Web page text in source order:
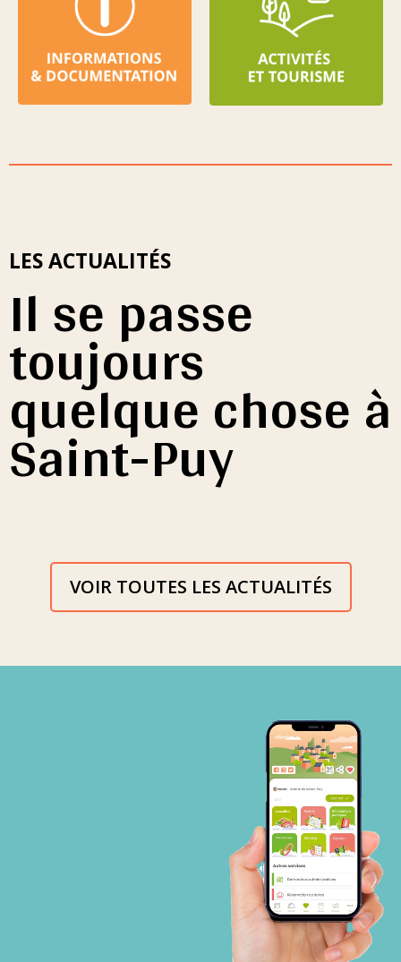
LES ACTUALITÉS
Il se passe
toujours
quelque chose à
Saint-Puy
VOIR TOUTES LES ACTUALITÉS